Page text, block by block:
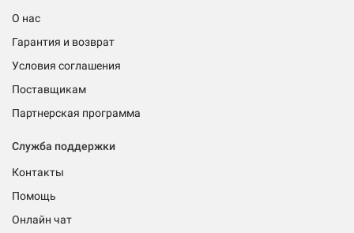
О нас
Гарантия и возврат
Условия соглашения
Поставщикам
Партнерская программа
Служба поддержки
Контакты
Помощь
Онлайн чат